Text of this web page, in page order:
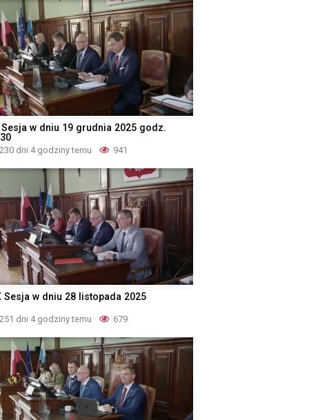
Sesja w dniu 19 grudnia 2025 godz.
230 dni 4 godziny temu 941
Sesja w dniu 28 listopada 2025
251 dni 4 godziny temu 679